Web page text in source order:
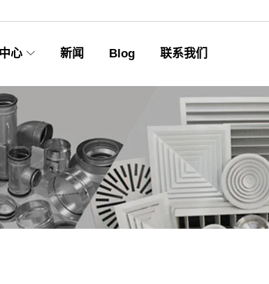
心 新闻 Blog 联系我们